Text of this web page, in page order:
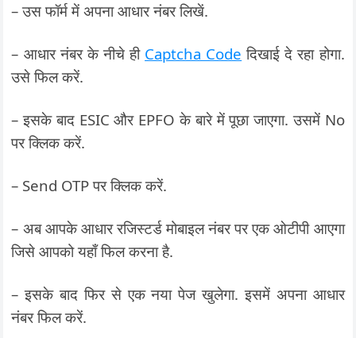
– उस फॉर्म में अपना आधार नंबर लिखें.
– आधार नंबर के नीचे ही Captcha Code दिखाई दे रहा होगा.
उसे फिल करें.
– इसके बाद ESIC और EPFO के बारे में पूछा जाएगा. उसमें No
पर क्लिक करें.
– Send OTP पर क्लिक करें.
– अब आपके आधार रजिस्टर्ड मोबाइल नंबर पर एक ओटीपी आएगा
जिसे आपको यहाँ फिल करना है.
– इसके बाद फिर से एक नया पेज खुलेगा. इसमें अपना आधार
नंबर फिल करें.